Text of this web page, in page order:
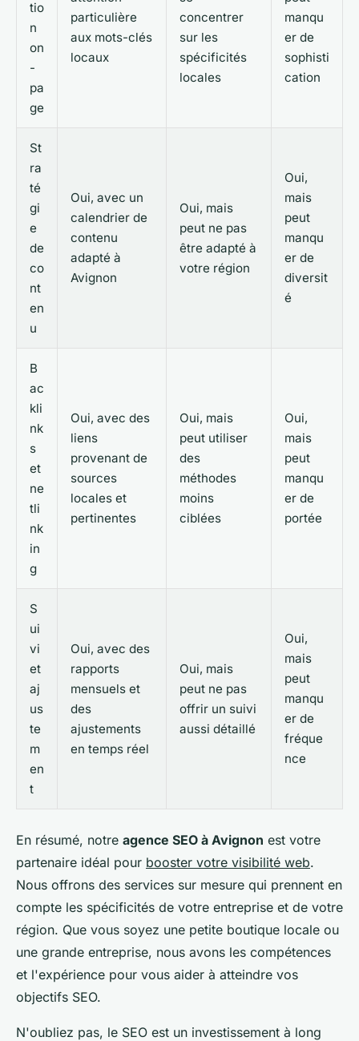
tio
n
on
-
pa
ge
particulière
aux mots-clés
locaux
concentrer
sur les
spécificités
locales
manqu
er de
sophisti
cation
St
ra
té
gi
e
de
co
nt
en
u
Oui, avec un
calendrier de
contenu
adapté à
Avignon
Oui, mais
peut ne pas
être adapté à
votre région
Oui,
mais
peut
manqu
er de
diversit
é
B
ac
kli
nk
s
et
ne
tli
nk
in
g
Oui, avec des
liens
provenant de
sources
locales et
pertinentes
Oui, mais
peut utiliser
des
méthodes
moins
ciblées
Oui,
mais
peut
manqu
er de
portée
S
ui
vi
et
aj
us
te
m
en
t
Oui, avec des
rapports
mensuels et
des
ajustements
en temps réel
Oui, mais
peut ne pas
offrir un suivi
aussi détaillé
Oui,
mais
peut
manqu
er de
fréque
nce
En résumé, notre agence SEO à Avignon est votre
partenaire idéal pour booster votre visibilité web.
Nous offrons des services sur mesure qui prennent en
compte les spécificités de votre entreprise et de votre
région. Que vous soyez une petite boutique locale ou
une grande entreprise, nous avons les compétences
et l'expérience pour vous aider à atteindre vos
objectifs SEO.
N'oubliez pas, le SEO est un investissement à long